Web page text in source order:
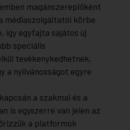
magánszereplőként
médiaszolgáltatói körbe
így egyfajta sajátos új
speciális
tevékenykedhetnek,
a nyilvánosságot egyre
a szakmai és a
is egyszerre van jelen az
a platformok